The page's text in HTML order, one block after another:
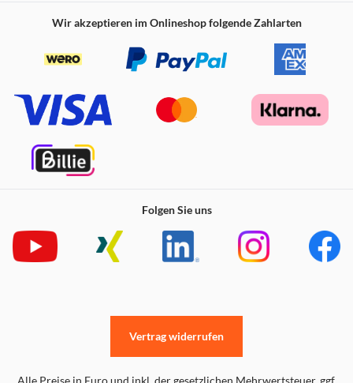
Dampf, der den Raum angenehm parfümiert und
einer sofortigen Erhöhung des Komforts auch zur
Reinigung der Atemwege bei und lindert Allergien,
Atemwegserkrankungen.
Seine wohltuenden Auswirkungen können Sie sich voll in
Funktions- und Designergänzung
Wir akzeptieren im Onlineshop folgende Zahlarten
Folgen Sie uns
Alle Preise in Euro und inkl. der gesetzlichen Mehrwertsteuer. ggf.
Vertrag widerrufen